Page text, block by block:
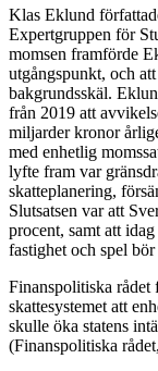
Klas Eklund
Expertgruppen för
momsen framförde
utgångspunkt, och
bakgrundsskäl.
från 2019 att
miljarder kronor
med enhetlig
lyfte fram var
skatteplanering,
Slutsatsen var att
procent, samt att
fastighet och spel
Finanspolitiska rådet
skattesystemet att
skulle öka statens
(Finanspolitiska